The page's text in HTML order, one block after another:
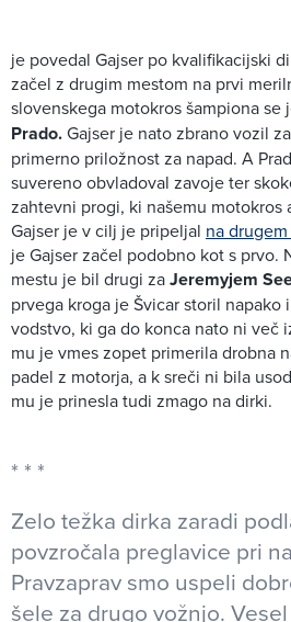
je povedal Gajser po kvalifikacijski
začel z drugim mestom na prvi
slovenskega motokros šampiona se
Prado.Gajser je nato zbrano vozil
primerno priložnost za napad. A
suvereno obvladoval zavoje ter
zahtevni progi, ki našemu motokros
Gajser je v cilj je pripeljal na
je Gajser začel podobno kot s prvo.
mestu je bil drugi zaJeremyjem
prvega kroga je Švicar storil napako
vodstvo, ki ga do konca nato ni več
mu je vmes zopet primerila drobna
padel z motorja, a k sreči ni bila
mu je prinesla tudi zmago na dirki.
Zelo težka dirka zaradi
povzročala preglavice pri
Pravzaprav smo uspeli
šele za drugo vožnjo.